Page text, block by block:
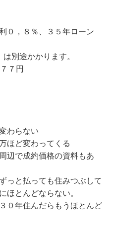
０，８％、３５年ローン
別途かかります。
７円
わらない
ほど変わってくる
辺で成約価格の資料もあ
っと払っても住みつぶして
ほとんどならない。
０年住んだらもうほとんど